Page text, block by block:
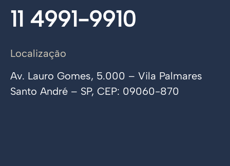
11 4991-9910
Localização
Av. Lauro Gomes, 5.000 – Vila Palmares
Santo André – SP, CEP: 09060-870